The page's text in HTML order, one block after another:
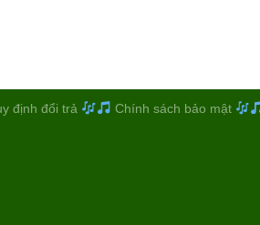
định đổi trả Chính sách bảo mật